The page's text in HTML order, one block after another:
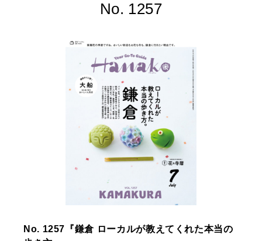
No. 1257
No. 1257『鎌倉 ローカルが教えてくれた本当の